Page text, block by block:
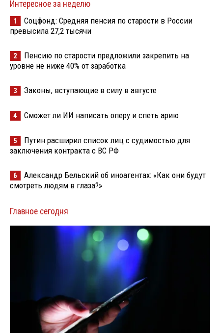
Интересное за неделю
1
Соцфонд: Средняя пенсия по старости в России
превысила 27,2 тысячи
2
Пенсию по старости предложили закрепить на
уровне не ниже 40% от заработка
3 Законы, вступающие в силу в августе
4 Сможет ли ИИ написать оперу и спеть арию
5
Путин расширил список лиц с судимостью для
заключения контракта с ВС РФ
6
Александр Бельский об иноагентах: «Как они будут
смотреть людям в глаза?»
Главное сегодня